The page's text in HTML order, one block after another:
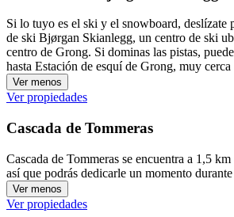
Si lo tuyo es el ski y el snowboard, deslízate
de ski Bjørgan Skianlegg, un centro de ski
centro de Grong. Si dominas las pistas,
hasta Estación de esquí de Grong, muy
Ver menos
Ver propiedades
Cascada de Tommeras
Cascada de Tommeras se encuentra a 1,5
así que podrás dedicarle un momento
Ver menos
Ver propiedades